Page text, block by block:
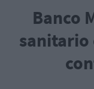
Banco
sanitario